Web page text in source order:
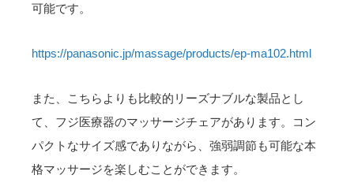
可能です。
https://panasonic.jp/massage/products/ep-ma102.html
また、こちらよりも比較的リーズナブルな製品とし
て、フジ医療器のマッサージチェアがあります。コン
パクトなサイズ感でありながら、強弱調節も可能な本
格マッサージを楽しむことができます。